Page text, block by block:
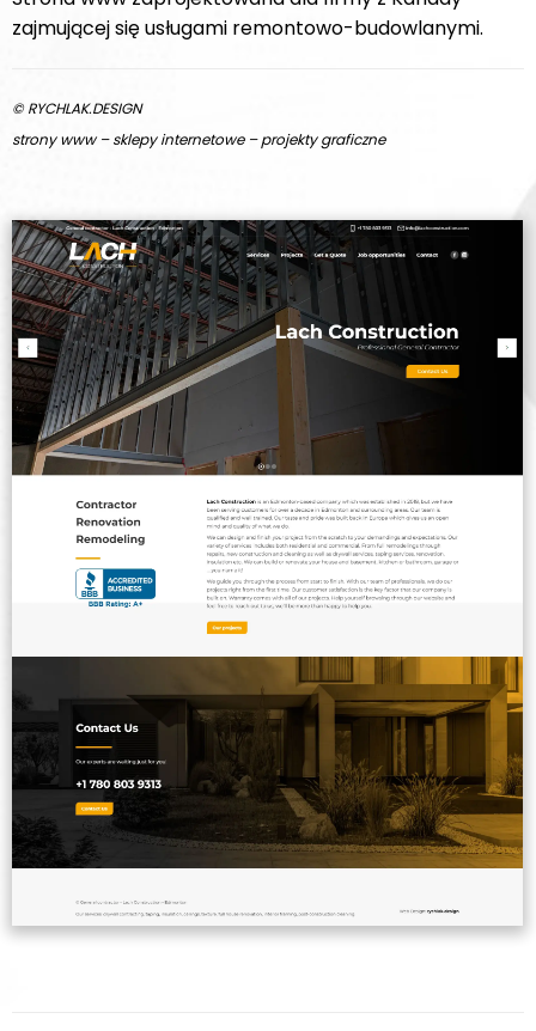
zajmującej się usługami remontowo-budowlanymi.
© RYCHLAK.DESIGN
strony www – sklepy internetowe – projekty graficzne